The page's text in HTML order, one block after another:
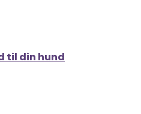
til din hund